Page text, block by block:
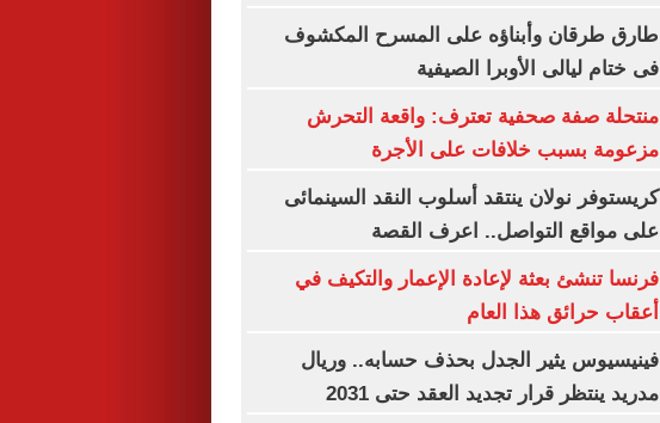
طارق طرقان وأبناؤه على المسرح المكشوف
فى ختام ليالى الأوبرا الصيفية
منتحلة صفة صحفية تعترف: واقعة التحرش
مزعومة بسبب خلافات على الأجرة
كريستوفر نولان ينتقد أسلوب النقد السينمائى
على مواقع التواصل.. اعرف القصة
فرنسا تنشئ بعثة لإعادة الإعمار والتكيف في
أعقاب حرائق هذا العام
فينيسيوس يثير الجدل بحذف حسابه.. وريال
مدريد ينتظر قرار تجديد العقد حتى 2031